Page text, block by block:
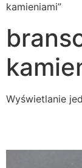
kamieniami”
Wyświetlanie